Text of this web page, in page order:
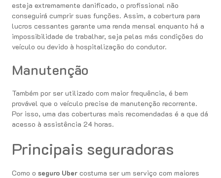
esteja extremamente danificado, o profissional não
conseguirá cumprir suas funções. Assim, a cobertura para
lucros cessantes garante uma renda mensal enquanto há a
impossibilidade de trabalhar, seja pelas más condições do
veículo ou devido à hospitalização do condutor.
Manutenção
Também por ser utilizado com maior frequência, é bem
provável que o veículo precise de manutenção recorrente.
Por isso, uma das coberturas mais recomendadas é a que dá
acesso à assistência 24 horas.
Principais seguradoras
Como o seguro Uber costuma ser um serviço com maiores